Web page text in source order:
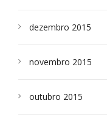
dezembro 2015
novembro 2015
outubro 2015